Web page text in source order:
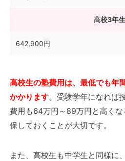
高校3年生
642,900円
高校生の塾費用は、最低でも年
かかります。受験学年になれば
費用も64万円～89万円と高く
保しておくことが大切です。
また、高校生も中学生と同様に